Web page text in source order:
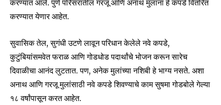
करण्यात आले. पुणे परिसरातील गरजू आणि अनाथ मुलांना हे कपडे वितरित
करण्यात येणार आहेत.
सुवासिक तेल, सुगंधी उटणे लावून परिधान केलेले नवे कपडे,
कुटुंबियांसमवेत फराळ आणि गोडधोड पदार्थांचे भोजन करून सारेच
दिवाळीचा आनंद लुटतात. पण, अनेक मुलांच्या नशिबी हे भाग्य नसते. अशा
अनाथ आणि गरजू मुलांसाठी नवे कपडे शिवण्याचे काम सुषमा गोडबोले गेल्या
१८ वर्षांपासून करत आहेत.